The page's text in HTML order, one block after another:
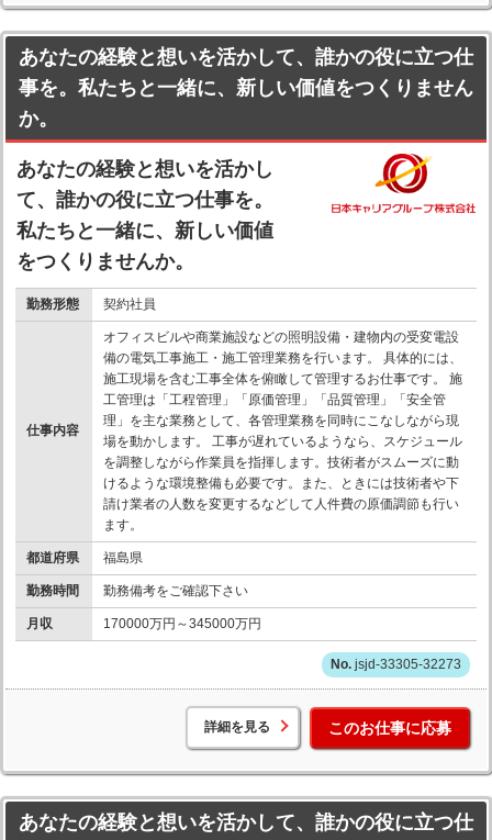
あなたの経験と想いを活かして、誰かの役に立つ仕
事を。私たちと一緒に、新しい価値をつくりません
か。
あなたの経験と想いを活かし
て、誰かの役に立つ仕事を。
私たちと一緒に、新しい価値
をつくりませんか。
勤務形態 契約社員
仕事内容
オフィスビルや商業施設などの照明設備・建物内の受変電設
備の電気工事施工・施工管理業務を行います。 具体的には、
施工現場を含む工事全体を俯瞰して管理するお仕事です。 施
工管理は「工程管理」「原価管理」「品質管理」「安全管
理」を主な業務として、各管理業務を同時にこなしながら現
場を動かします。 工事が遅れているようなら、スケジュール
を調整しながら作業員を指揮します。技術者がスムーズに動
けるような環境整備も必要です。また、ときには技術者や下
請け業者の人数を変更するなどして人件費の原価調節も行い
ます。
都道府県 福島県
勤務時間 勤務備考をご確認下さい
月収 170000万円～345000万円
jsjd-33305-32273
詳細を見る このお仕事に応募
あなたの経験と想いを活かして、誰かの役に立つ仕